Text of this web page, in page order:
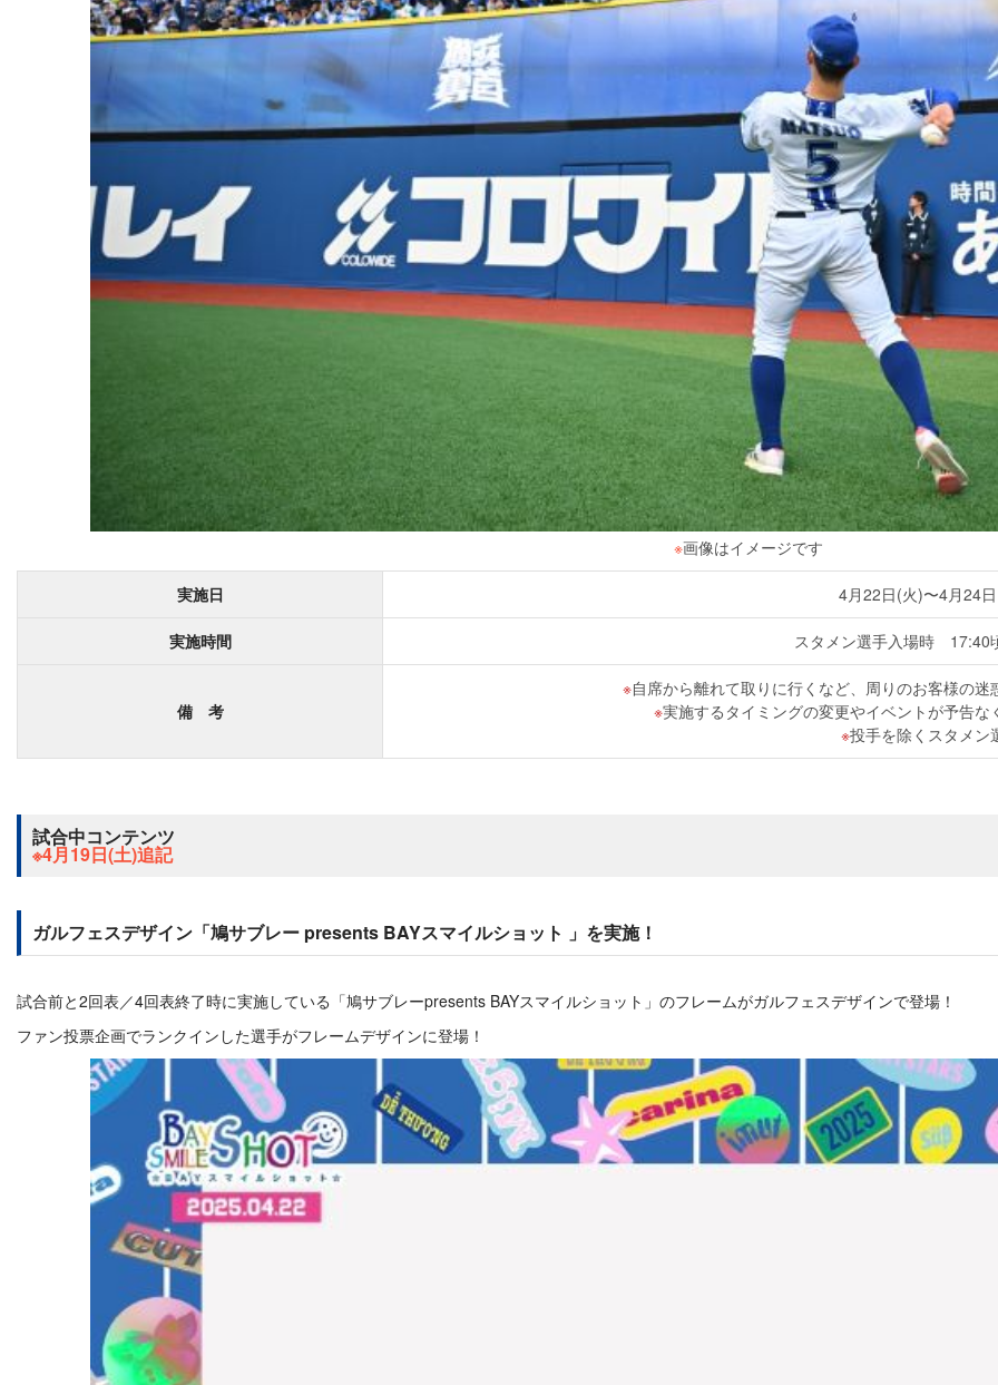
※画像はイメージです
実施日 4月22日(火)〜4月24
実施時間 スタメン選手入場時 17:40
備 考
自席から離れて取りに行くなど、周りのお客様の
実施するタイミングの変更やイベントが予告
投手を除くスタメン
試合中コンテンツ
※4月19日(土)追記
ガルフェスデザイン「鳩サブレー presents BAYスマイルショット 」を実施！
試合前と2回表／4回表終了時に実施している「鳩サブレーpresents BAYスマイルショット」のフレームがガルフェスデザインで登場！
ファン投票企画でランクインした選手がフレームデザインに登場！